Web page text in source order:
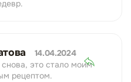
14.04.2024
снова, это стало моим
рецептом.